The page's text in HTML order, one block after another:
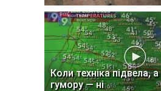
Коли техніка підвела,
гумору — ні